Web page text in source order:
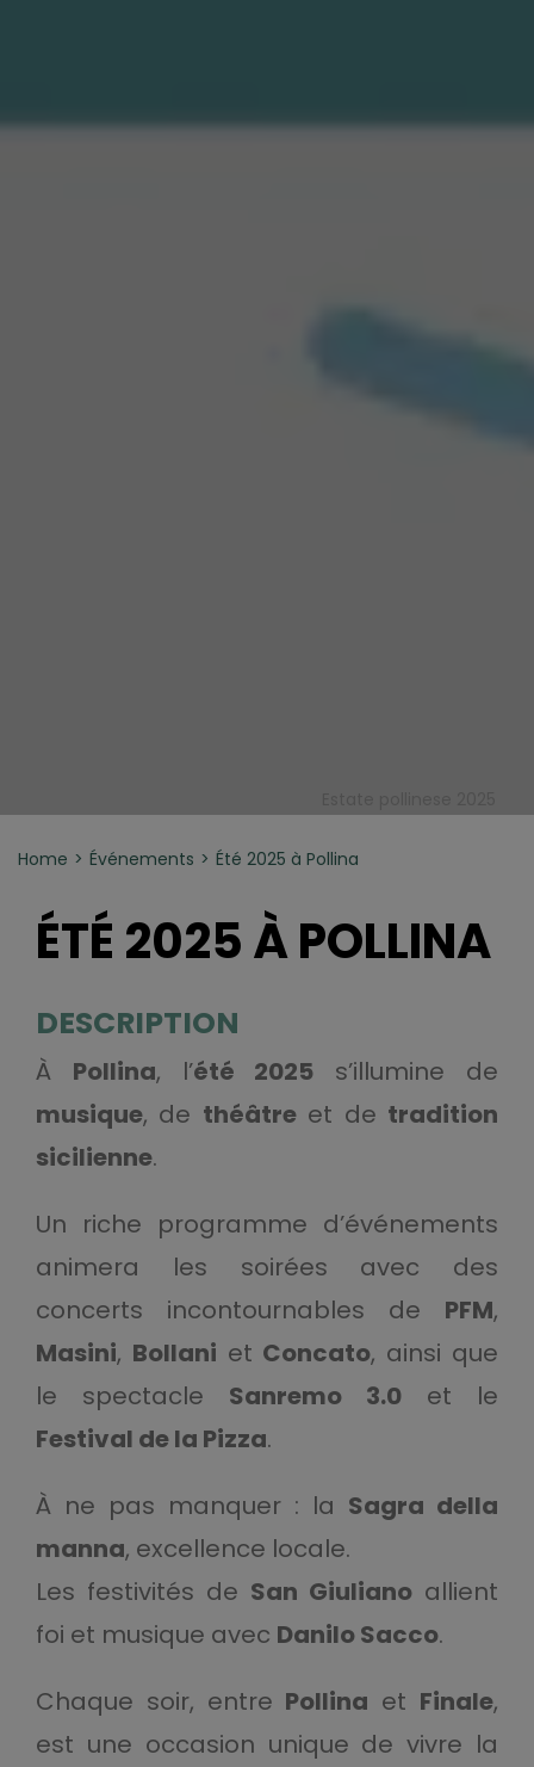
Home Événements Été 2025 à Pollina
ÉTÉ 2025 À POLLINA
DESCRIPTION
À Pollina, l’été 2025 s’illumine de
musique, de théâtreet de tradition
sicilienne.
Un riche programme d’événements
animera les soirées avec des
concerts incontournables de PFM,
Masini, Bollani et Concato, ainsi que
le spectacle Sanremo 3.0 et le
Festival de la Pizza.
À ne pas manquer : la Sagra della
manna, excellence locale.
Les festivités de San Giuliano allient
foi et musique avec Danilo Sacco.
Chaque soir, entre Pollina et Finale,
est une occasion unique de vivre la